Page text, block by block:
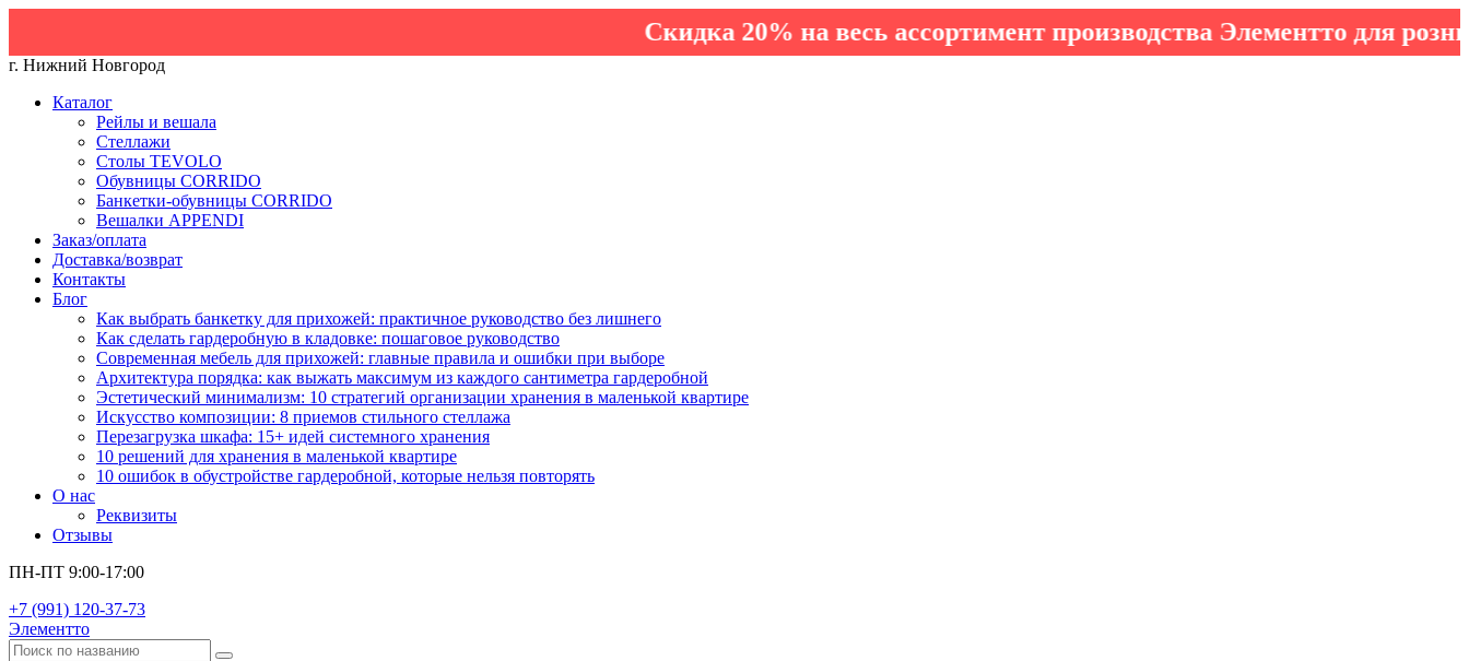
Скидка 20% на весь ассортимент производства Элементто для розничных
г. Нижний Новгород
Каталог
Рейлы и вешала
Стеллажи
Столы TEVOLO
Обувницы CORRIDO
Банкетки-обувницы CORRIDO
Вешалки APPENDI
Заказ/оплата
Доставка/возврат
Контакты
Блог
Как выбрать банкетку для прихожей: практичное руководство без лишнего
Как сделать гардеробную в кладовке: пошаговое руководство
Современная мебель для прихожей: главные правила и ошибки при выборе
Архитектура порядка: как выжать максимум из каждого сантиметра гардеробной
Эстетический минимализм: 10 стратегий организации хранения в маленькой квартире
Искусство композиции: 8 приемов стильного стеллажа
Перезагрузка шкафа: 15+ идей системного хранения
10 решений для хранения в маленькой квартире
10 ошибок в обустройстве гардеробной, которые нельзя повторять
О нас
Реквизиты
Отзывы
ПН-ПТ 9:00-17:00
+7 (991) 120-37-73
Элементто